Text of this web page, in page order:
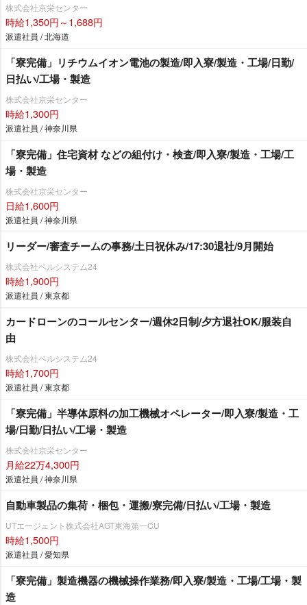
株式会社京栄センター
時給1,350円～1,688円
派遣社員 / 北海道
「寮完備」リチウムイオン電池の製造/即入寮/製造・工場/日勤/
日払い/工場・製造
株式会社京栄センター
時給1,300円
派遣社員 / 神奈川県
「寮完備」住宅資材 などの組付け・検査/即入寮/製造・工場/工
場・製造
株式会社京栄センター
日給1,600円
派遣社員 / 神奈川県
リーダー/審査チームの事務/土日祝休み/17:30退社/9月開始
株式会社ベルシステム24
時給1,900円
派遣社員 / 東京都
カードローンのコールセンター/週休2日制/夕方退社OK/服装自
由
株式会社ベルシステム24
時給1,700円
派遣社員 / 東京都
「寮完備」半導体原料の加工機械オペレーター/即入寮/製造・工
場/日勤/日払い/工場・製造
株式会社京栄センター
月給22万4,300円
派遣社員 / 神奈川県
自動車製品の集荷・梱包・運搬/寮完備/日払い/工場・製造
UTエージェント株式会社AGT東海第一CU
時給1,500円
派遣社員 / 愛知県
「寮完備」製造機器の機械操作業務/即入寮/製造・工場/工場・製
造